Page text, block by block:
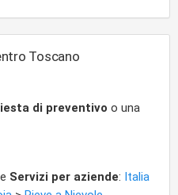
Toscano
di preventivo o una
Servizi per aziende: Italia